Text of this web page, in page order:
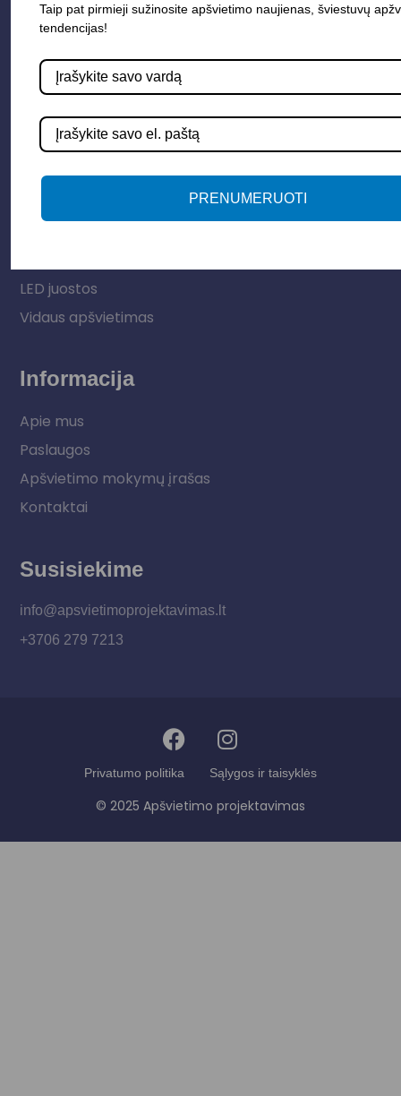
Parduotuvė
LED juostos
Vidaus apšvietimas
Informacija
Apie mus
Paslaugos
Apšvietimo mokymų įrašas
Kontaktai
Susisiekime
info@apsvietimoprojektavimas.lt
+3706 279 7213
Privatumo politika Sąlygos ir taisyklės
© 2025 Apšvietimo projektavimas
Taip pat pirmieji sužinosite apšvietimo naujienas, šviestuvų
tendencijas!
PRENUMERUOTI